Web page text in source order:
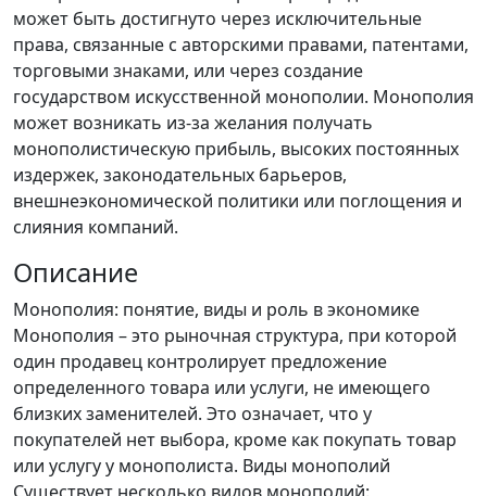
может быть достигнуто через исключительные
права, связанные с авторскими правами, патентами,
торговыми знаками, или через создание
государством искусственной монополии. Монополия
может возникать из-за желания получать
монополистическую прибыль, высоких постоянных
издержек, законодательных барьеров,
внешнеэкономической политики или поглощения и
слияния компаний.
Описание
Монополия: понятие, виды и роль в экономике
Монополия – это рыночная структура, при которой
один продавец контролирует предложение
определенного товара или услуги, не имеющего
близких заменителей. Это означает, что у
покупателей нет выбора, кроме как покупать товар
или услугу у монополиста. Виды монополий